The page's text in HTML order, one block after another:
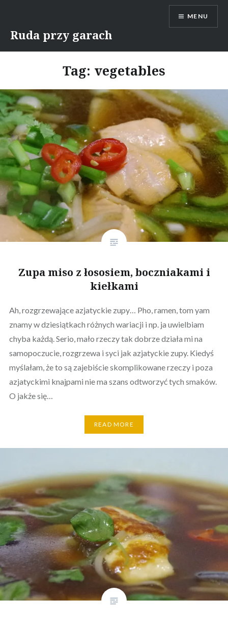
content
Ruda przy garach
MENU
Tag: vegetables
Zupa miso z łososiem, boczniakami i
kiełkami
Ah, rozgrzewające azjatyckie zupy… Pho, ramen, tom yam
znamy w dziesiątkach różnych wariacji i np. ja uwielbiam
chyba każdą. Serio, mało rzeczy tak dobrze działa mi na
samopoczucie, rozgrzewa i syci jak azjatyckie zupy. Kiedyś
myślałam, że to są zajebiście skomplikowane rzeczy i poza
azjatyckimi knajpami nie ma szans odtworzyć tych smaków.
O jakże się…
READ MORE